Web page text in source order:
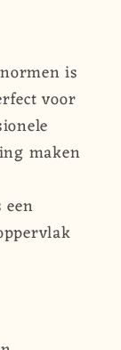
is
voor
maken